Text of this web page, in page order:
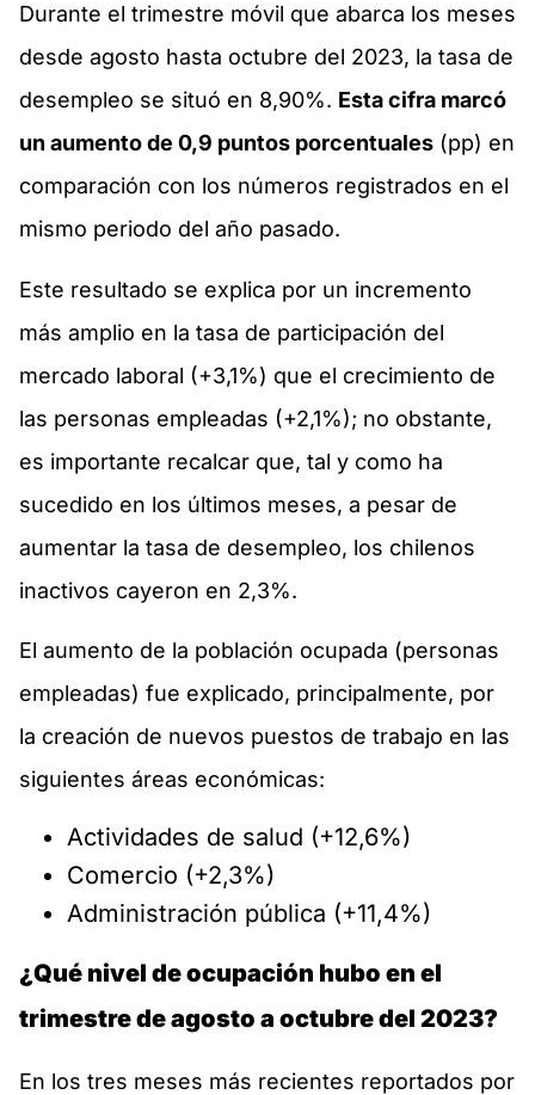
Durante el trimestre móvil que abarca los meses
desde agosto hasta octubre del 2023, la tasa de
desempleo se situó en 8,90%. Esta cifra marcó
un aumento de 0,9 puntos porcentuales (pp) en
comparación con los números registrados en el
mismo periodo del año pasado.
Este resultado se explica por un incremento
más amplio en la tasa de participación del
mercado laboral (+3,1%) que el crecimiento de
las personas empleadas (+2,1%); no obstante,
es importante recalcar que, tal y como ha
sucedido en los últimos meses, a pesar de
aumentar la tasa de desempleo, los chilenos
inactivos cayeron en 2,3%.
El aumento de la población ocupada (personas
empleadas) fue explicado, principalmente, por
la creación de nuevos puestos de trabajo en las
siguientes áreas económicas:
Actividades de salud (+12,6%)
Comercio (+2,3%)
Administración pública (+11,4%)
¿Qué nivel de ocupación hubo en el
trimestre de agosto a octubre del 2023?
En los tres meses más recientes reportados por